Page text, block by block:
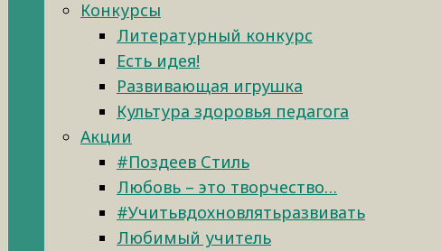
Конкурсы
Литературный конкурс
Есть идея!
Развивающая игрушка
Культура здоровья педагога
Акции
#Поздеев Стиль
Любовь – это творчество…
#Учитьвдохновлятьразвивать
Любимый учитель